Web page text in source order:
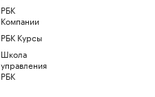
РБК
Компании
РБК Курсы
Школа
управления
РБК